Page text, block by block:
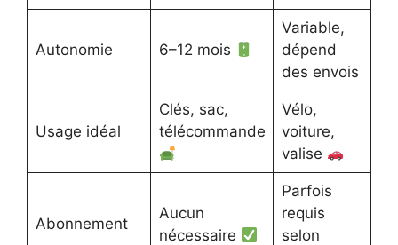
Autonomie 6–12 mois
Variable,
dépend
des envois
Usage idéal
Clés, sac,
télécommande
Vélo,
voiture,
valise
Abonnement
Aucun
nécessaire
Parfois
requis
selon